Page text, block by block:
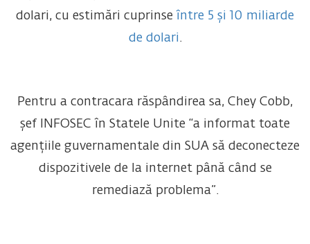
dolari, cu estimări cuprinse între 5 și 10 miliarde
de dolari.
Pentru a contracara răspândirea sa, Chey Cobb,
șef INFOSEC în Statele Unite “a informat toate
agențiile guvernamentale din SUA să deconecteze
dispozitivele de la internet până când se
remediază problema”.